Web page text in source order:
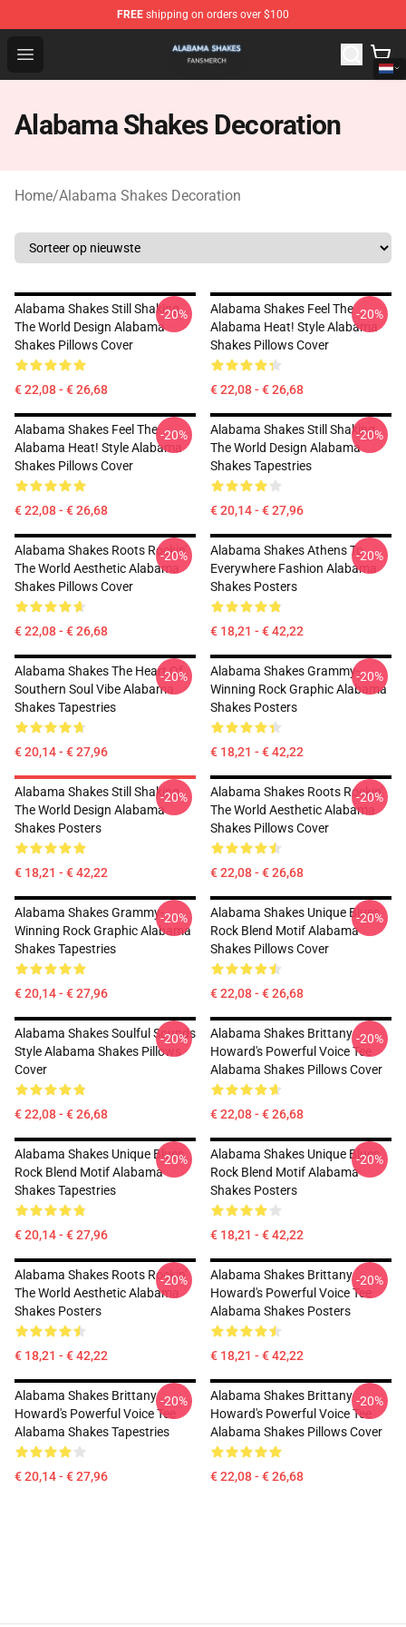
FREE shipping on orders over $100
Open menu
Alabama Shakes Shop - Official Alabama Shakes
Alabama Shakes Decoration
Home/Alabama Shakes Decoration
Alabama Shakes Still Shaking
The World Design Alabama
Shakes Pillows Cover
€ 22,08 - € 26,68
-20%
Alabama Shakes Feel The
Alabama Heat! Style Alabama
Shakes Pillows Cover
€ 22,08 - € 26,68
-20%
Alabama Shakes Feel The
Alabama Heat! Style Alabama
Shakes Pillows Cover
€ 22,08 - € 26,68
-20%
Alabama Shakes Still Shaking
The World Design Alabama
Shakes Tapestries
€ 20,14 - € 27,96
-20%
Alabama Shakes Roots Rockin'
The World Aesthetic Alabama
Shakes Pillows Cover
€ 22,08 - € 26,68
-20%
Alabama Shakes Athens To
Everywhere Fashion Alabama
Shakes Posters
€ 18,21 - € 42,22
-20%
Alabama Shakes The Heart Of
Southern Soul Vibe Alabama
Shakes Tapestries
€ 20,14 - € 27,96
-20%
Alabama Shakes Grammy-
Winning Rock Graphic Alabama
Shakes Posters
€ 18,21 - € 42,22
-20%
Alabama Shakes Still Shaking
The World Design Alabama
Shakes Posters
€ 18,21 - € 42,22
-20%
Alabama Shakes Roots Rockin'
The World Aesthetic Alabama
Shakes Pillows Cover
€ 22,08 - € 26,68
-20%
Alabama Shakes Grammy-
Winning Rock Graphic Alabama
Shakes Tapestries
€ 20,14 - € 27,96
-20%
Alabama Shakes Unique Blues
Rock Blend Motif Alabama
Shakes Pillows Cover
€ 22,08 - € 26,68
-20%
Alabama Shakes Soulful Sounds
Style Alabama Shakes Pillows
Cover
€ 22,08 - € 26,68
-20%
Alabama Shakes Brittany
Howard's Powerful Voice Tee
Alabama Shakes Pillows Cover
€ 22,08 - € 26,68
-20%
Alabama Shakes Unique Blues
Rock Blend Motif Alabama
Shakes Tapestries
€ 20,14 - € 27,96
-20%
Alabama Shakes Unique Blues
Rock Blend Motif Alabama
Shakes Posters
€ 18,21 - € 42,22
-20%
Alabama Shakes Roots Rockin'
The World Aesthetic Alabama
Shakes Posters
€ 18,21 - € 42,22
-20%
Alabama Shakes Brittany
Howard's Powerful Voice Tee
Alabama Shakes Posters
€ 18,21 - € 42,22
-20%
Alabama Shakes Brittany
Howard's Powerful Voice Tee
Alabama Shakes Tapestries
€ 20,14 - € 27,96
-20%
Alabama Shakes Brittany
Howard's Powerful Voice Tee
Alabama Shakes Pillows Cover
€ 22,08 - € 26,68
-20%